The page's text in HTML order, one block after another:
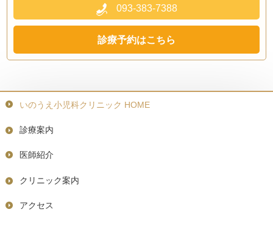
093-383-7388
診療予約はこちら
いのうえ小児科クリニック HOME
診療案内
医師紹介
クリニック案内
アクセス